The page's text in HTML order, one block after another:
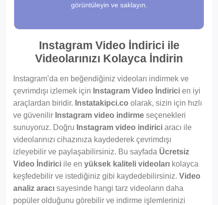
görüntüleyin ve saklayın.
Instagram Video İndirici ile
Videolarınızı Kolayca İndirin
Instagram’da en beğendiğiniz videoları indirmek ve
çevrimdışı izlemek için Instagram Video İndirici en iyi
araçlardan biridir. Instatakipci.co olarak, sizin için hızlı
ve güvenilir Instagram video indirme seçenekleri
sunuyoruz. Doğru Instagram video indirici aracı ile
videolarınızı cihazınıza kaydederek çevrimdışı
izleyebilir ve paylaşabilirsiniz. Bu sayfada Ücretsiz
Video İndirici ile en yüksek kaliteli videoları kolayca
keşfedebilir ve istediğiniz gibi kaydedebilirsiniz. Video
analiz aracı sayesinde hangi tarz videoların daha
popüler olduğunu görebilir ve indirme işlemlerinizi